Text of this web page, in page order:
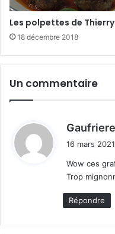
Les polpettes de Thierry
18 décembre 2018
Un commentaire
Gaufriere
16 mars
Wow ces
Trop
Répondre